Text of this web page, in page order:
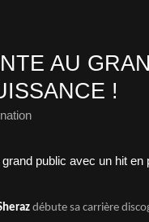
AU
!
débute sa carrière